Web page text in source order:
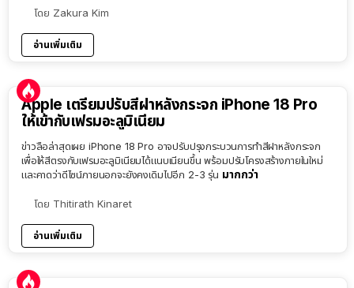
โดย Zakura Kim
อ่านเพิ่มเติม
Apple เตรียมปรับสีฝาหลังกระจก iPhone 18 Pro
ให้เข้ากับเฟรมอะลูมิเนียม
ข่าวลือล่าสุดเผย iPhone 18 Pro อาจปรับปรุงกระบวนการทำสีฝาหลังกระจก
เพื่อให้สีตรงกับเฟรมอะลูมิเนียมได้แนบเนียนขึ้น พร้อมปรับโครงสร้างภายในใหม่
และคาดว่าดีไซน์ภายนอกจะยังคงเดิมไปอีก 2-3 รุ่น มากกว่า
โดย Thitirath Kinaret
อ่านเพิ่มเติม